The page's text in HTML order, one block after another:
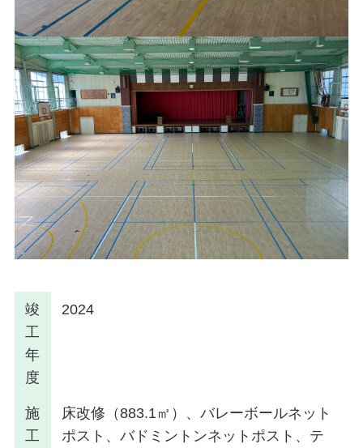
竣
工
年
度
2024
施
工
床改修（883.1㎡）、バレーボールネット
ポスト、バドミントンネットポスト、テ